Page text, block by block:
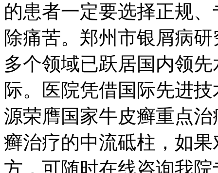
的患者一定要选择正规
除痛苦。郑州市银屑病
多个领域已跃居国内领
际。医院凭借国际先进
源荣膺国家牛皮癣重点
癣治疗的中流砥柱，如
方，可随时在线咨询我院